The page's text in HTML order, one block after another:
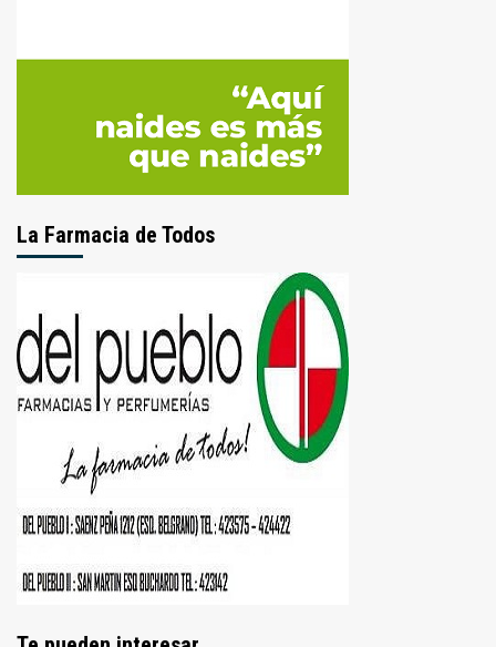
La Farmacia de Todos